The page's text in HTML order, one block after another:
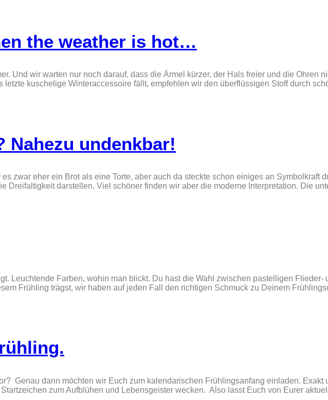
the weather is hot…
Und wir warten nur noch darauf, dass die Ärmel kürzer, der Hals freier und die Ohren
kuschelige Winteraccessoire fällt, empfehlen wir den überflüssigen Stoff durch
Nahezu undenkbar!
zwar eher ein Brot als eine Torte, aber auch da steckte schon einiges an Symbolkraft
Dreifaltigkeit darstellen. Viel schöner finden wir aber die moderne Interpretation. Die
Leuchtende Farben, wohin man blickt. Du hast die Wahl zwischen pastelligen Flieder-
Frühling trägst, wir haben auf jeden Fall den richtigen Schmuck zu Deinem
Genau dann möchten wir Euch zum kalendarischen Frühlingsanfang einladen. Exakt
zum Aufblühen und Lebensgeister wecken. Also lasst Euch von Eurer